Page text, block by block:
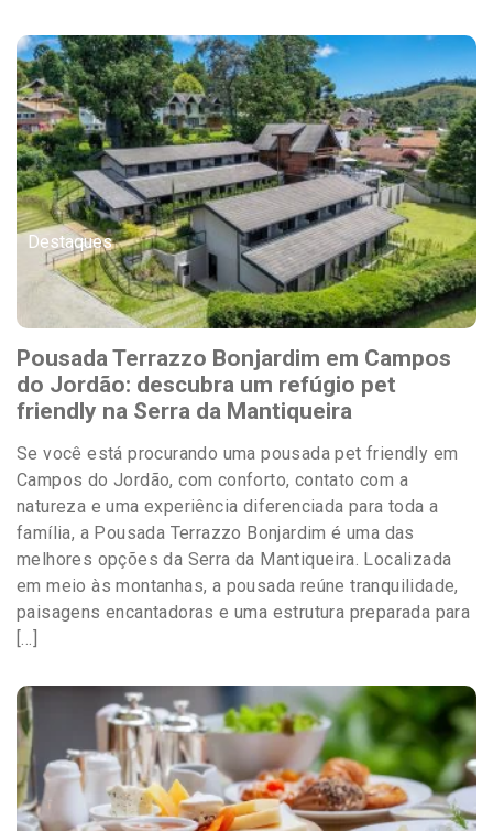
Destaques
Pousada Terrazzo Bonjardim em Campos
do Jordão: descubra um refúgio pet
friendly na Serra da Mantiqueira
Se você está procurando uma pousada pet friendly em
Campos do Jordão, com conforto, contato com a
natureza e uma experiência diferenciada para toda a
família, a Pousada Terrazzo Bonjardim é uma das
melhores opções da Serra da Mantiqueira. Localizada
em meio às montanhas, a pousada reúne tranquilidade,
paisagens encantadoras e uma estrutura preparada para
[…]